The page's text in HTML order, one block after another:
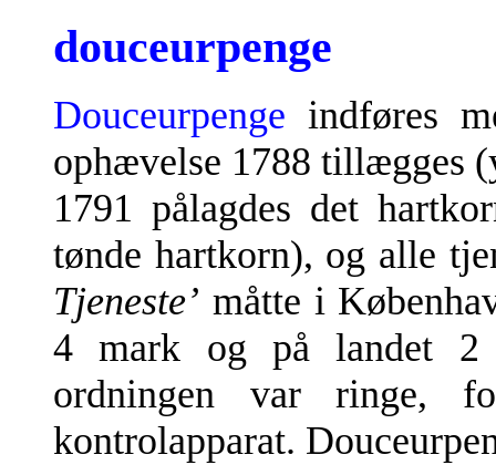
douceurpenge
Douceurpenge indføres
ophævelse 1788 tillægges
1791 pålagdes det
tønde hartkorn), og alle
Tjeneste’ måtte i
4 mark og på landet 2
ordningen var ringe,
kontrolapparat.